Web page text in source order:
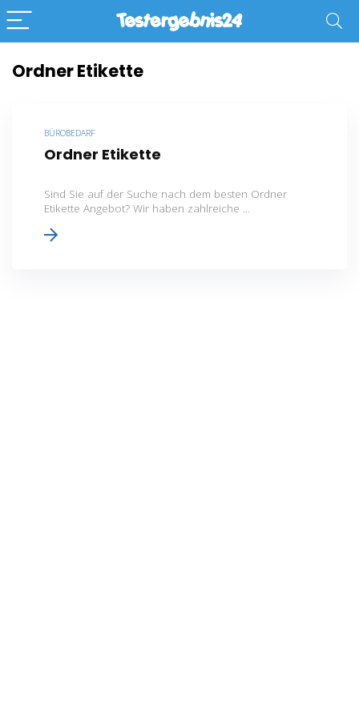
Ordner Etikette
BÜROBEDARF
Ordner Etikette
Sind Sie auf der Suche nach dem besten Ordner
Etikette Angebot? Wir haben zahlreiche ...